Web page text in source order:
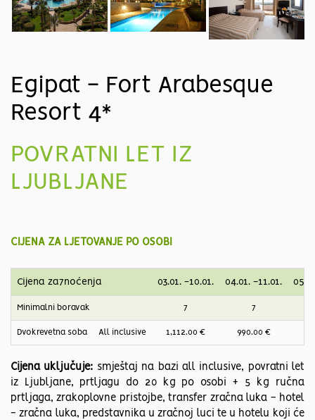
Egipat - Fort Arabesque
Resort 4*
POVRATNI LET IZ
LJUBLJANE
CIJENA ZA LJETOVANJE PO OSOBI
Cijena za7noćenja 03.01. -10.01. 04.01. -11.01.
Minimalni boravak 7 7
Dvokrevetna soba All inclusive 1,112.00 € 990.00 €
Cijena uključuje: smještaj na bazi all inclusive, povratni let
iz Ljubljane, prtljagu do 20 kg po osobi + 5 kg ručna
prtljaga, zrakoplovne pristojbe, transfer zračna luka - hotel
- zračna luka, predstavnika u zračnoj luci te u hotelu koji će